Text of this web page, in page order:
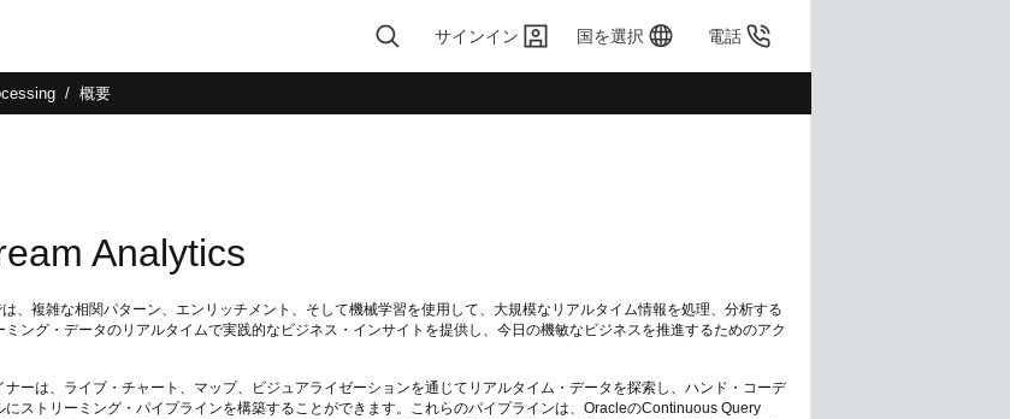
Type 2 or more
characters for results.
サインイン 国を選択 電話
概要
Analytics
、複雑な相関パターン、エンリッチメント、そして機械学習を使用して、大規模なリアルタイム情報を処理、分析する
ミング・データのリアルタイムで実践的なビジネス・インサイトを提供し、今日の機敏なビジネスを推進するためのアク
ナーは、ライブ・チャート、マップ、ビジュアライゼーションを通じてリアルタイム・データを探索し、ハンド・コーデ
にストリーミング・パイプラインを構築することができます。これらのパイプラインは、OracleのContinuous Query